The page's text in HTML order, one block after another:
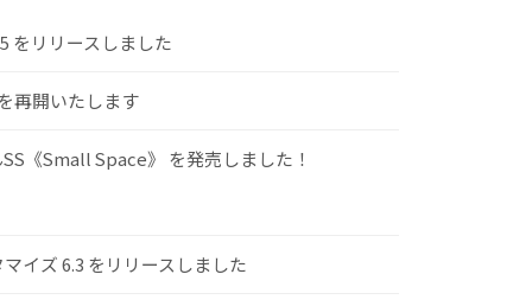
をリリースしました
再開いたします
《Small Space》 を発売しました！
イズ 6.3 をリリースしました